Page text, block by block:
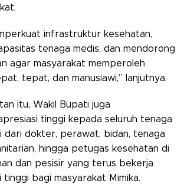
infrastruktur kesehatan,
tenaga medis, dan mendorong
agar masyarakat memperoleh
tepat, dan manusiawi,” lanjutnya.
itu, Wakil Bupati juga
tinggi kepada seluruh tenaga
dari dokter, perawat, bidan, tenaga
hingga petugas kesehatan di
dan pesisir yang terus bekerja
tinggi bagi masyarakat Mimika.